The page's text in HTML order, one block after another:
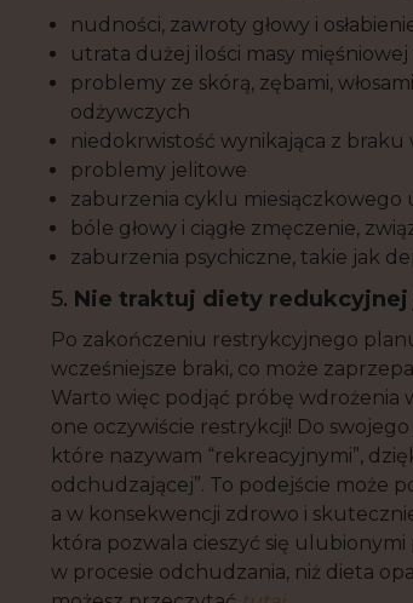
nudności, zawroty głowy i
utrata dużej ilości masy
problemy ze skórą, zębami, włosami
odżywczych
niedokrwistość wynikająca z braku
problemy jelitowe
zaburzenia cyklu
bóle głowy i ciągłe zmęczenie,
zaburzenia psychiczne, takie jak
5. Nie traktuj diety redukcyjnej
Po zakończeniu restrykcyjnego
wcześniejsze braki, co może
Warto więc podjąć próbę wdrożenia
one oczywiście restrykcji! Do
które nazywam “rekreacyjnymi”,
odchudzającej”. To podejście może
a w konsekwencji zdrowo i
która pozwala cieszyć się
w procesie odchudzania, niż dieta